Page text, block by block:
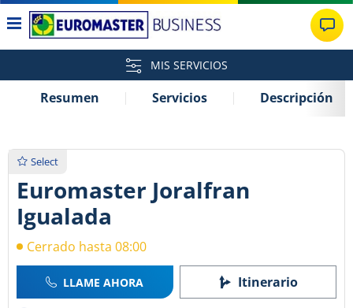
MIS SERVICIOS
Resumen Servicios Descripción
Select
Euromaster Joralfran
Igualada
Cerrado hasta 08:00
LLAME AHORA Itinerario